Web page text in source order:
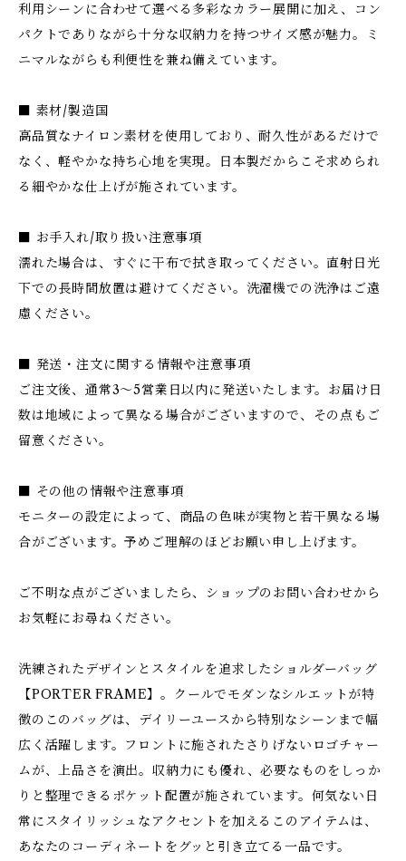
利用シーンに合わせて選べる多彩なカラー展開に加え、コン
パクトでありながら十分な収納力を持つサイズ感が魅力。ミ
ニマルながらも利便性を兼ね備えています。
■ 素材/製造国
高品質なナイロン素材を使用しており、耐久性があるだけで
なく、軽やかな持ち心地を実現。日本製だからこそ求められ
る細やかな仕上げが施されています。
■ お手入れ/取り扱い注意事項
濡れた場合は、すぐに干布で拭き取ってください。直射日光
下での長時間放置は避けてください。洗濯機での洗浄はご遠
慮ください。
■ 発送・注文に関する情報や注意事項
ご注文後、通常3〜5営業日以内に発送いたします。お届け日
数は地域によって異なる場合がございますので、その点もご
留意ください。
■ その他の情報や注意事項
モニターの設定によって、商品の色味が実物と若干異なる場
合がございます。予めご理解のほどお願い申し上げます。
ご不明な点がございましたら、ショップのお問い合わせから
お気軽にお尋ねください。
洗練されたデザインとスタイルを追求したショルダーバッグ
【PORTER FRAME】。クールでモダンなシルエットが特
徴のこのバッグは、デイリーユースから特別なシーンまで幅
広く活躍します。フロントに施されたさりげないロゴチャー
ムが、上品さを演出。収納力にも優れ、必要なものをしっか
りと整理できるポケット配置が施されています。何気ない日
常にスタイリッシュなアクセントを加えるこのアイテムは、
あなたのコーディネートをグッと引き立てる一品です。